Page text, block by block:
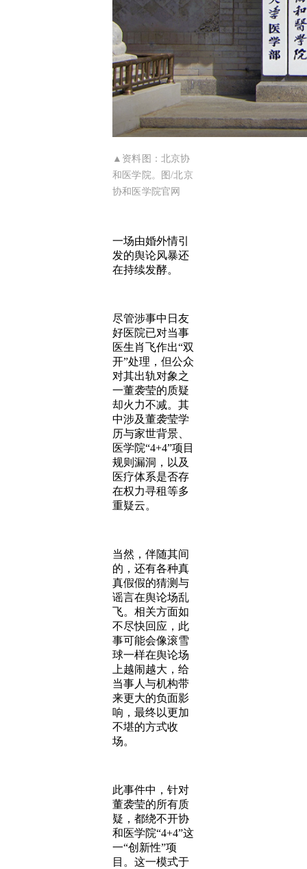
▲资料图：北京协
和医学院。图/北京
协和医学院官网
一场由婚外情引
发的舆论风暴还
在持续发酵。
尽管涉事中日友
好医院已对当事
医生肖飞作出“双
开”处理，但公众
对其出轨对象之
一董袭莹的质疑
却火力不减。其
中涉及董袭莹学
历与家世背景、
医学院“4+4”项目
规则漏洞，以及
医疗体系是否存
在权力寻租等多
重疑云。
当然，伴随其间
的，还有各种真
真假假的猜测与
谣言在舆论场乱
飞。相关方面如
不尽快回应，此
事可能会像滚雪
球一样在舆论场
上越闹越大，给
当事人与机构带
来更大的负面影
响，最终以更加
不堪的方式收
场。
此事件中，针对
董袭莹的所有质
疑，都绕不开协
和医学院“4+4”这
一“创新性”项
目。这一模式于